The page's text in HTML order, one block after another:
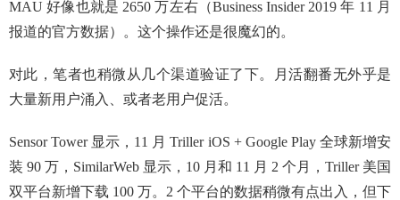
MAU 好像也就是 2650 万左右（Business Insider 2019 年 11 月
报道的官方数据）。这个操作还是很魔幻的。
对此，笔者也稍微从几个渠道验证了下。月活翻番无外乎是
大量新用户涌入、或者老用户促活。
Sensor Tower 显示，11 月 Triller iOS + Google Play 全球新增安
装 90 万，SimilarWeb 显示，10 月和 11 月 2 个月，Triller 美国
双平台新增下载 100 万。2 个平台的数据稍微有点出入，但下